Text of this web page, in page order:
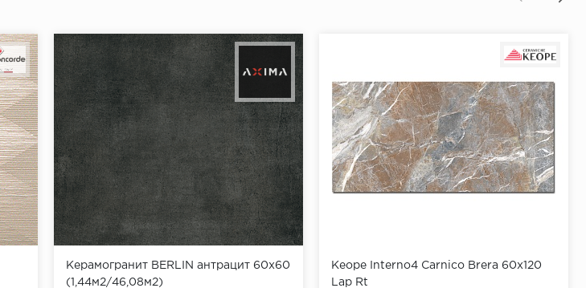
Керамогранит BERLIN антрацит 60х60
(1,44м2/46,08м2)
Keope Interno4 Carnico Brera 60x120
Lap Rt